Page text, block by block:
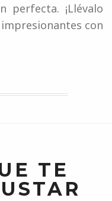
perfecta. ¡Llévalo
con
TE